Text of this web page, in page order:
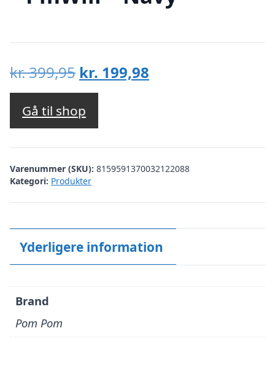
kr.399,95 Den
oprindelige
pris
var:
kr. 399,95.
kr. 199,98
kr. 199,98.
Gå til shop
Varenummer (SKU): 8159591370032122088
Kategori: Produkter
Yderligere information
Brand
Pom Pom